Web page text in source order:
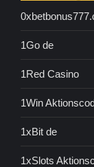
1Go de
1Red Casino
1Win
1xBit de
1xSlots